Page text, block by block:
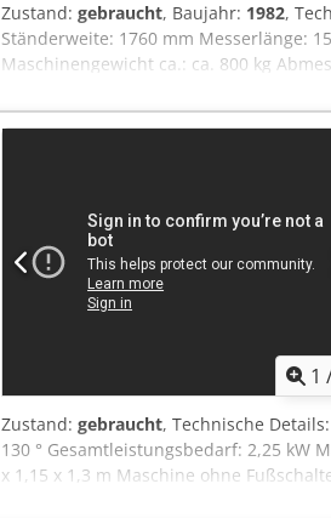
Zustand: gebraucht, Baujahr: 1982,
Ständerweite: 1760 mm Messerlänge:
Maschinengewicht ca.: ca. 800 kg
Oberwange 350 mm ·Verstellung der
10 mm Radius Dkedpfx Asu Ibzwjhqor
·Fußpedal 2-fach (rechts/links)
1
Zustand: gebraucht, Technische
130 ° Gesamtleistungsbedarf: 2,25 kW
x 1,15 x 1,3 m Maschine ohne
Oberwange auf 60 mm verstellung